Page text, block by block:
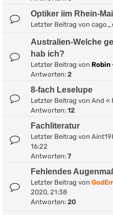
Optiker iim Rhein-
Letzter Beitrag von
Australien-Welche
hab ich?
Letzter Beitrag von Robin
Antworten: 2
8-fach Leselupe
Letzter Beitrag von And «
Antworten: 12
Fachliteratur
Letzter Beitrag von
16:22
Antworten: 7
Fehlendes
Letzter Beitrag von
2020, 21:38
Antworten: 20